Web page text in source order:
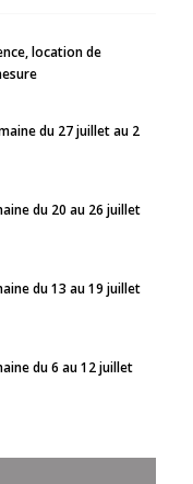
location de
du 27 juillet au 2
du 20 au 26 juillet
du 13 au 19 juillet
du 6 au 12 juillet